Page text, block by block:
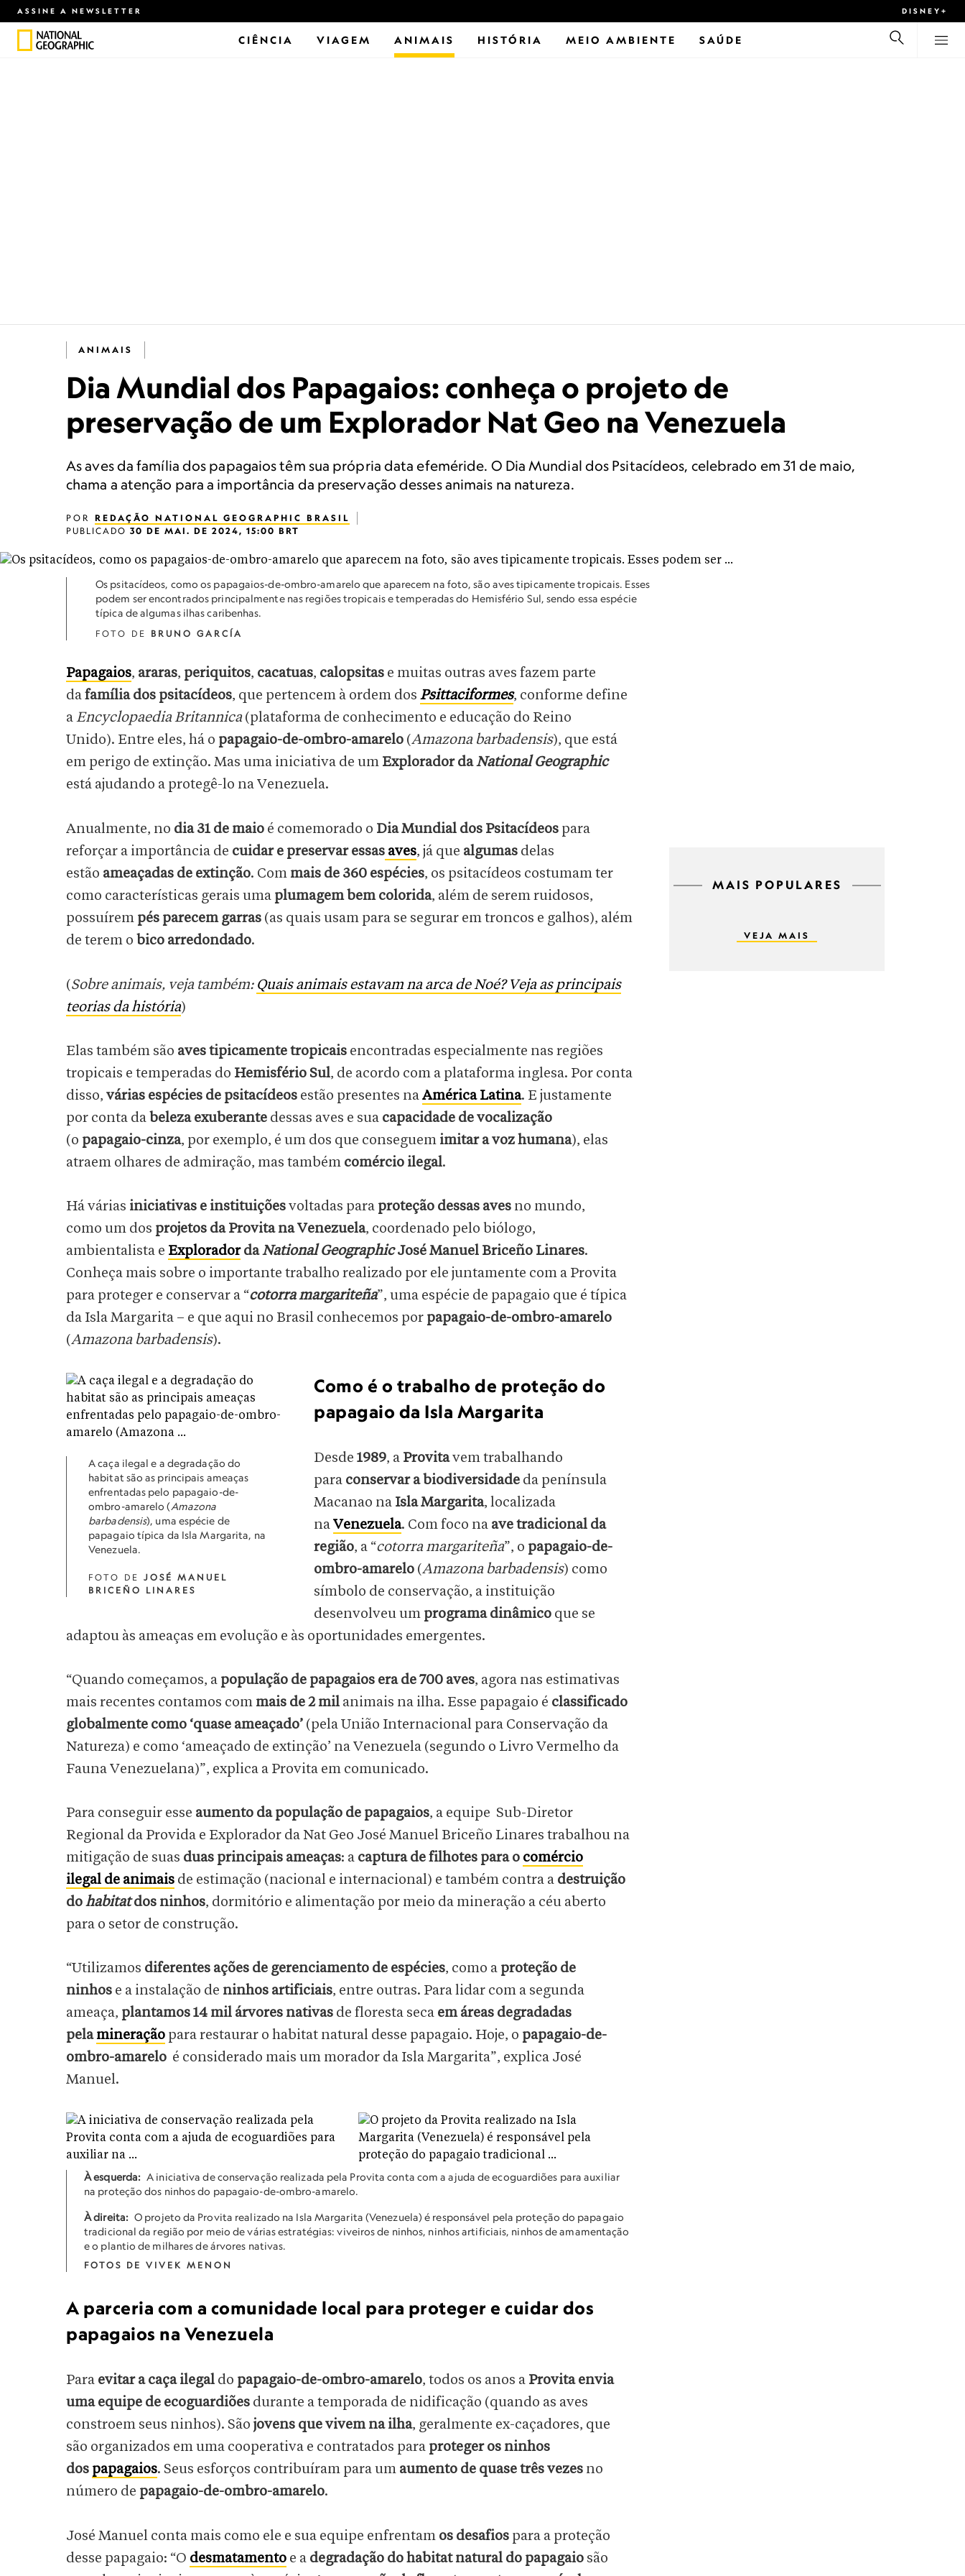
ASSINE A NEWSLETTER DISNEY+
CIÊNCIA VIAGEM ANIMAIS HISTÓRIA MEIO AMBIENTE SAÚDE
ANIMAIS
Dia Mundial dos Papagaios: conheça o projeto de
preservação de um Explorador Nat Geo na Venezuela
As aves da família dos papagaios têm sua própria data efeméride. O Dia Mundial dos Psitacídeos, celebrado em 31 de maio,
chama a atenção para a importância da preservação desses animais na natureza.
POR REDAÇÃO NATIONAL GEOGRAPHIC BRASIL
PUBLICADO 30 DE MAI. DE 2024, 15:00 BRT
Os psitacídeos, como os papagaios-de-ombro-amarelo que aparecem na foto, são aves tipicamente tropicais. Esses
podem ser encontrados principalmente nas regiões tropicais e temperadas do Hemisfério Sul, sendo essa espécie
típica de algumas ilhas caribenhas.
FOTO DE BRUNO GARCÍA
Papagaios, araras, periquitos, cacatuas, calopsitas e muitas outras aves fazem parte
dafamília dos psitacídeos, que pertencem à ordem dos Psittaciformes, conforme define
aEncyclopaedia Britannica (plataforma de conhecimento e educação do Reino
Unido). Entre eles, há o papagaio-de-ombro-amarelo (Amazona barbadensis), que está
em perigo de extinção. Mas uma iniciativa de um Explorador daNational Geographic
está ajudando a protegê-lo na Venezuela.
Anualmente, no dia 31 de maio é comemorado o Dia Mundial dos Psitacídeos para
reforçar a importância de cuidar e preservar essas aves, já que algumas delas
estão ameaçadas de extinção. Com mais de 360 espécies, os psitacídeos costumam ter
como características gerais uma plumagem bem colorida, além de serem ruidosos,
possuírem pés parecem garras (as quais usam para se segurar em troncos e galhos), além
de terem o bico arredondado.
(Sobre animais, veja também: Quais animais estavam na arca de Noé? Veja as principais
teorias da história)
Elas também são aves tipicamente tropicais encontradas especialmente nas regiões
tropicais e temperadas do Hemisfério Sul, de acordo com a plataforma inglesa. Por conta
disso, várias espécies de psitacídeos estão presentes naAmérica Latina. E justamente
por conta da beleza exuberante dessas aves e sua capacidade de vocalização
(o papagaio-cinza, por exemplo, é um dos que conseguem imitar a voz humana), elas
atraem olhares de admiração, mas também comércio ilegal.
Há várias iniciativas e instituiçõesvoltadas para proteção dessas aves no mundo,
como um dos projetos da Provita na Venezuela, coordenado pelo biólogo,
ambientalista e ExploradordaNational Geographic José Manuel Briceño Linares.
Conheça mais sobre o importante trabalho realizado por ele juntamente com a Provita
para proteger e conservar a “cotorra margariteña”, uma espécie de papagaio que é típica
da Isla Margarita – e que aqui no Brasil conhecemos por papagaio-de-ombro-amarelo
(Amazona barbadensis).
A caça ilegal e a degradação do
habitat são as principais ameaças
enfrentadas pelo papagaio-de-
ombro-amarelo (Amazona
barbadensis), uma espécie de
papagaio típica da Isla Margarita, na
Venezuela.
FOTO DE JOSÉ MANUEL
BRICEÑO LINARES
Como é o trabalho de proteção do
papagaio da Isla Margarita
Desde 1989, a Provitavem trabalhando
para conservar a biodiversidade da península
Macanao na Isla Margarita, localizada
naVenezuela. Com foco na ave tradicional da
região, a “cotorra margariteña”, o papagaio-de-
ombro-amarelo (Amazona barbadensis) como
símbolo de conservação, a instituição
desenvolveu um programa dinâmico que se
adaptou às ameaças em evolução e às oportunidades emergentes.
“Quando começamos, a população de papagaios era de 700 aves, agora nas estimativas
mais recentes contamos com mais de 2 mil animais na ilha. Esse papagaio é classificado
globalmente como ‘quase ameaçado’ (pela União Internacional para Conservação da
Natureza) e como ‘ameaçado de extinção’ na Venezuela (segundo o Livro Vermelho da
Fauna Venezuelana)”, explica a Provita em comunicado.
Para conseguir esse aumento da população de papagaios, a equipe Sub-Diretor
Regional da Provida e Explorador da Nat Geo José Manuel Briceño Linares trabalhou na
mitigação de suas duas principais ameaças: a captura de filhotes para o comércio
ilegal de animais de estimação (nacional e internacional) e também contra a destruição
dohabitatdos ninhos, dormitório e alimentação por meio da mineração a céu aberto
para o setor de construção.
“Utilizamos diferentes ações de gerenciamento de espécies, como a proteção de
ninhos e a instalação de ninhos artificiais, entre outras. Para lidar com a segunda
ameaça, plantamos 14 mil árvores nativas de floresta seca em áreas degradadas
pelamineração para restaurar o habitat natural desse papagaio. Hoje, o papagaio-de-
ombro-amarelo é considerado mais um morador da Isla Margarita”, explica José
Manuel.
À esquerda: A iniciativa de conservação realizada pela Provita conta com a ajuda de ecoguardiões para auxiliar
na proteção dos ninhos do papagaio-de-ombro-amarelo.
À direita: O projeto da Provita realizado na Isla Margarita (Venezuela) é responsável pela proteção do papagaio
tradicional da região por meio de várias estratégias: viveiros de ninhos, ninhos artificiais, ninhos de amamentação
e o plantio de milhares de árvores nativas.
FOTOS DE VIVEK MENON
A parceria com a comunidade local para proteger e cuidar dos
papagaios na Venezuela
Para evitar a caça ilegal do papagaio-de-ombro-amarelo, todos os anos a Provita envia
uma equipe de ecoguardiões durante a temporada de nidificação (quando as aves
constroem seus ninhos). São jovens que vivem na ilha, geralmente ex-caçadores, que
são organizados em uma cooperativa e contratados para proteger os ninhos
dos papagaios. Seus esforços contribuíram para um aumento de quase três vezes no
número de papagaio-de-ombro-amarelo.
José Manuel conta mais como ele e sua equipe enfrentam os desafios para a proteção
desse papagaio: “O desmatamento e a degradação do habitat natural do papagaio são
MAIS POPULARES
VEJA MAIS